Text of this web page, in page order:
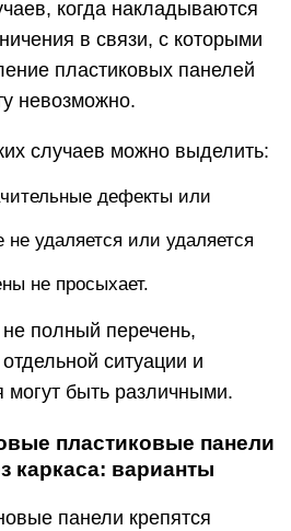
когда накладываются
в связи, с которыми
пластиковых панелей
невозможно.
случаев можно выделить:
дефекты или
не удаляется или удаляется
не просыхает.
не полный перечень,
ситуации и
быть различными.
пластиковые панели
каркаса: варианты
панели крепятся